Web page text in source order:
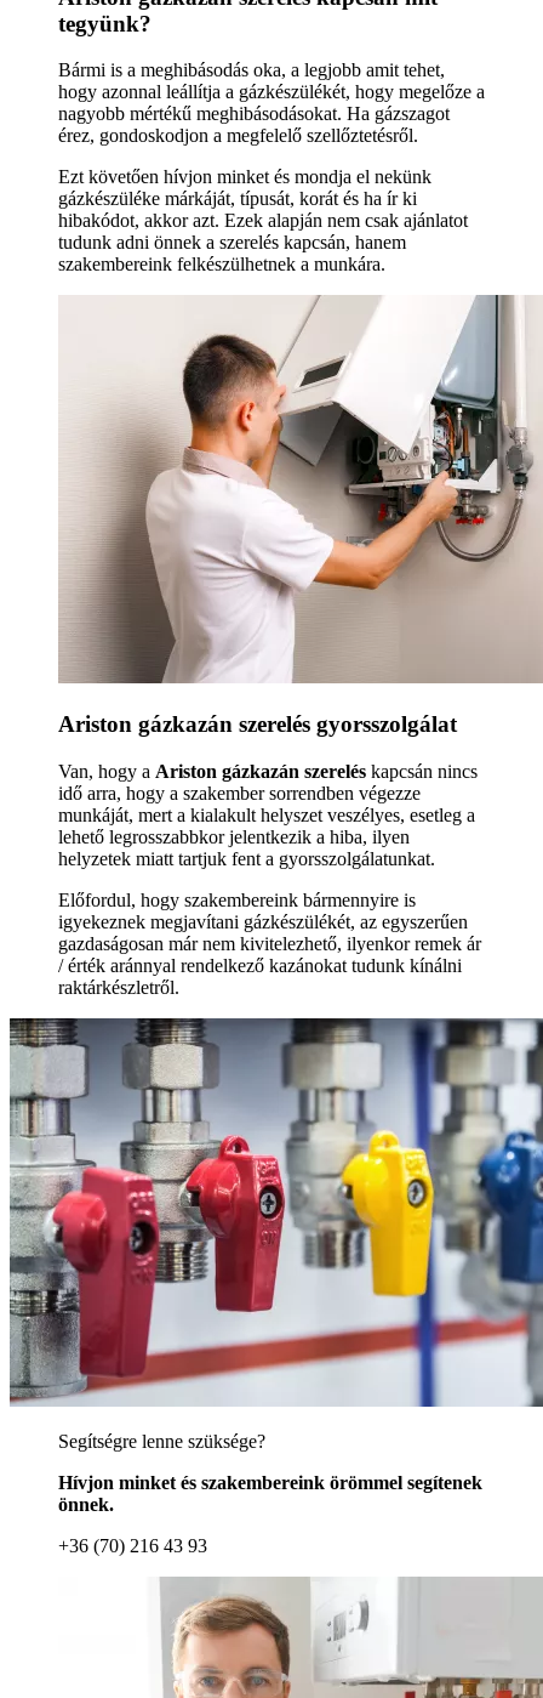
tegyünk?
Bármi is a meghibásodás oka, a legjobb amit tehet,
hogy azonnal leállítja a gázkészülékét, hogy megelőze a
nagyobb mértékű meghibásodásokat. Ha gázszagot
érez, gondoskodjon a megfelelő szellőztetésről.
Ezt követően hívjon minket és mondja el nekünk
gázkészüléke márkáját, típusát, korát és ha ír ki
hibakódot, akkor azt. Ezek alapján nem csak ajánlatot
tudunk adni önnek a szerelés kapcsán, hanem
szakembereink felkészülhetnek a munkára.
Ariston gázkazán szerelés gyorsszolgálat
Van, hogy a Ariston gázkazán szerelés kapcsán nincs
idő arra, hogy a szakember sorrendben végezze
munkáját, mert a kialakult helyszet veszélyes, esetleg a
lehető legrosszabbkor jelentkezik a hiba, ilyen
helyzetek miatt tartjuk fent a gyorsszolgálatunkat.
Előfordul, hogy szakembereink bármennyire is
igyekeznek megjavítani gázkészülékét, az egyszerűen
gazdaságosan már nem kivitelezhető, ilyenkor remek ár
/ érték aránnyal rendelkező kazánokat tudunk kínálni
raktárkészletről.
Segítségre lenne szüksége?
Hívjon minket és szakembereink örömmel segítenek
önnek.
+36 (70) 216 43 93